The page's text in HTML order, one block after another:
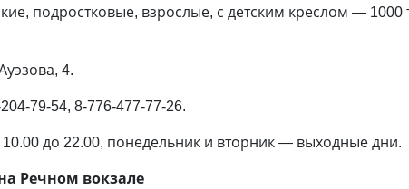
подростковые, взрослые, с детским креслом — 1000
4.
79-54, 8-776-477-77-26.
до 22.00, понедельник и вторник — выходные дни.
Речном вокзале